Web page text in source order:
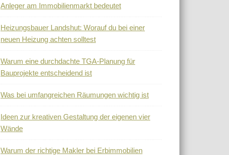
Anleger am Immobilienmarkt bedeutet
Heizungsbauer Landshut: Worauf du bei einer
neuen Heizung achten solltest
Warum eine durchdachte TGA-Planung für
Bauprojekte entscheidend ist
Was bei umfangreichen Räumungen wichtig ist
Ideen zur kreativen Gestaltung der eigenen vier
Wände
Warum der richtige Makler bei Erbimmobilien